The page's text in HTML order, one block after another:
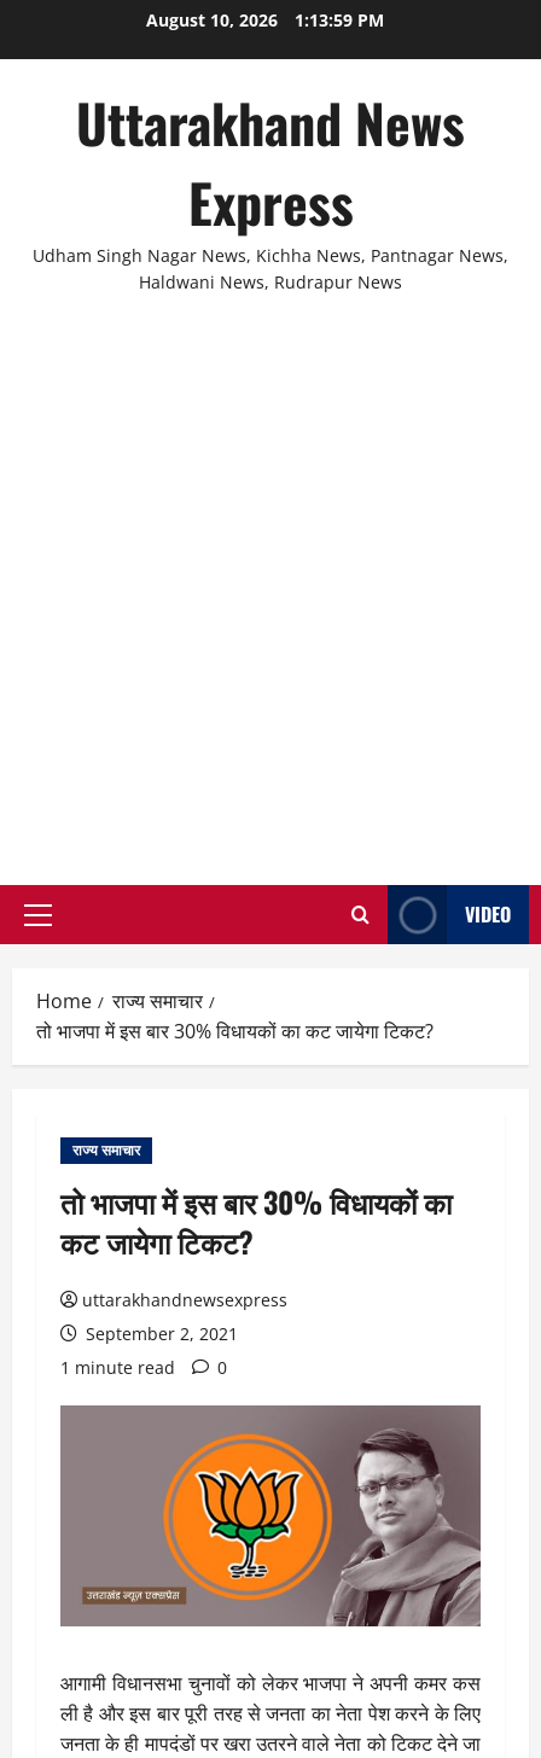
August 10, 2026 1:14:00 PM
Uttarakhand News
Express
Udham Singh Nagar News, Kichha News, Pantnagar News,
Haldwani News, Rudrapur News
Primary
VIDEO
Home
राज्य समाचार
तो भाजपा में इस बार 30% विधायकों का कट जायेगा टिकट?
राज्य समाचार
तो भाजपा में इस बार 30% विधायकों का
कट जायेगा टिकट?
uttarakhandnewsexpress
September 2, 2021
1 minute read
0
आगामी विधानसभा चुनावों को लेकर भाजपा ने अपनी कमर कस
ली है और इस बार पूरी तरह से जनता का नेता पेश करने के लिए
जनता के ही मापदंडों पर खरा उतरने वाले नेता को टिकट देने जा